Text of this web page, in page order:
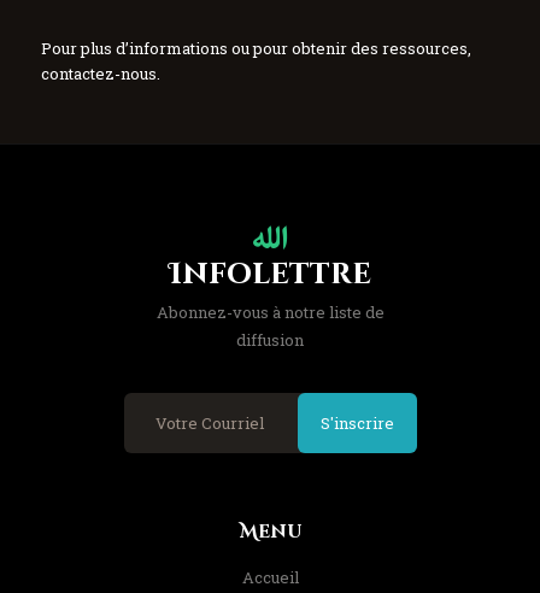
Pour plus d’informations ou pour obtenir des ressources,
contactez-nous.
Infolettre
Abonnez-vous à notre liste de
diffusion
S'inscrire
Menu
Accueil